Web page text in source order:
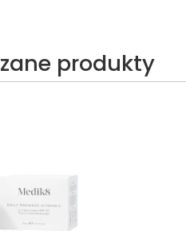
produkty